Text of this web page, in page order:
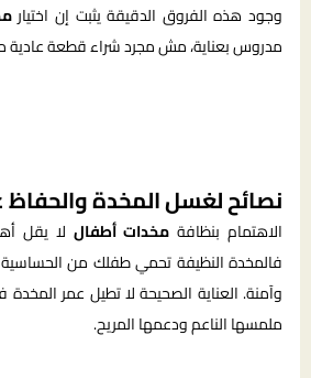
وجود هذه الفروق الدقيقة يثبت إن اختيار
مدروس بعناية، مش مجرد شراء قطعة عادية
نصائح لغسل المخدة والحفاظ
الاهتمام بنظافة مخدات أطفال لا يقل
فالمخدة النظيفة تحمي طفلك من الحساسية
وآمنة. العناية الصحيحة لا تطيل عمر
ملمسها الناعم ودعمها المريح.